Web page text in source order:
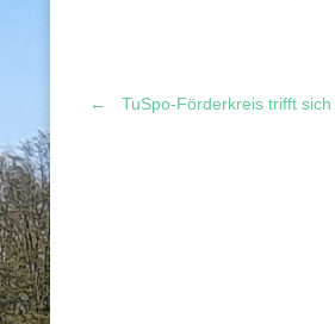
Post
← TuSpo-Förderkreis trifft